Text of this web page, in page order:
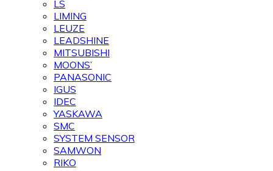
LS
LIMING
LEUZE
LEADSHINE
MITSUBISHI
MOONS’
PANASONIC
IGUS
IDEC
YASKAWA
SMC
SYSTEM SENSOR
SAMWON
RIKO